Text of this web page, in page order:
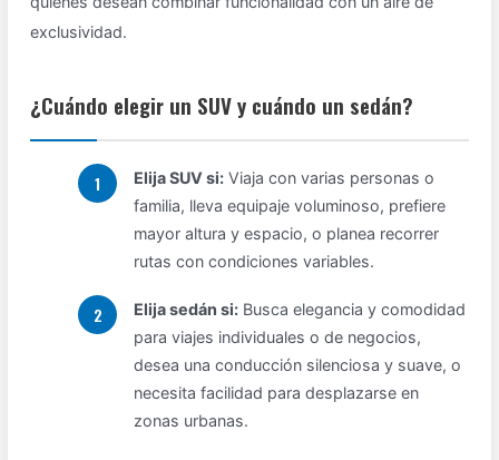
exclusividad.
¿Cuándo elegir un SUV y cuándo un sedán?
Elija SUV si: Viaja con varias personas o
familia, lleva equipaje voluminoso, prefiere
mayor altura y espacio, o planea recorrer
rutas con condiciones variables.
Elija sedán si: Busca elegancia y comodidad
para viajes individuales o de negocios,
desea una conducción silenciosa y suave, o
necesita facilidad para desplazarse en
zonas urbanas.